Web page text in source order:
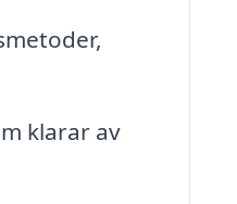
klarar av